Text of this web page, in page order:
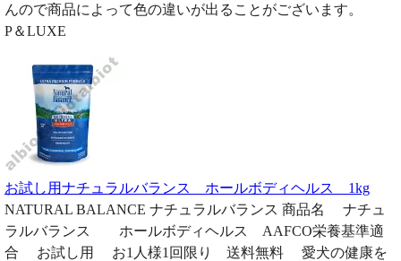
んので商品によって色の違いが出ることがございます。
P＆LUXE
お試し用ナチュラルバランス ホールボディヘルス 1kg
NATURAL BALANCE ナチュラルバランス 商品名 ナチュ
ラルバランス ホールボディヘルス AAFCO栄養基準適
合 お試し用 お1人様1回限り 送料無料 愛犬の健康を